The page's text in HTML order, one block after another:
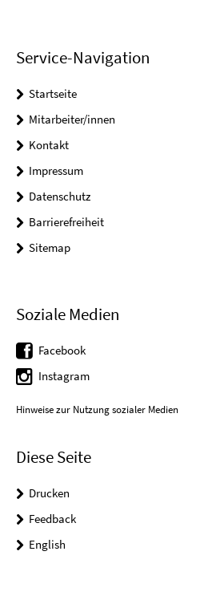
Service-Navigation
Startseite
Mitarbeiter/innen
Kontakt
Impressum
Datenschutz
Barrierefreiheit
Sitemap
Soziale Medien
Facebook
Instagram
Hinweise zur Nutzung sozialer Medien
Diese Seite
Drucken
Feedback
English